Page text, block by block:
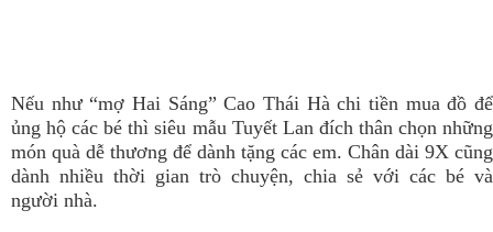
Nếu như “mợ Hai Sáng” Cao Thái Hà chi tiền mua đồ để
ủng hộ các bé thì siêu mẫu Tuyết Lan đích thân chọn những
món quà dễ thương để dành tặng các em. Chân dài 9X cũng
dành nhiều thời gian trò chuyện, chia sẻ với các bé và
người nhà.